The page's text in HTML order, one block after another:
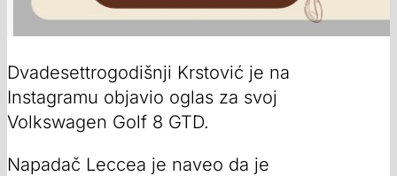
Dvadesettrogodišnji Krstović je na
Instagramu objavio oglas za svoj
Volkswagen Golf 8 GTD.
Napadač Leccea je naveo da je